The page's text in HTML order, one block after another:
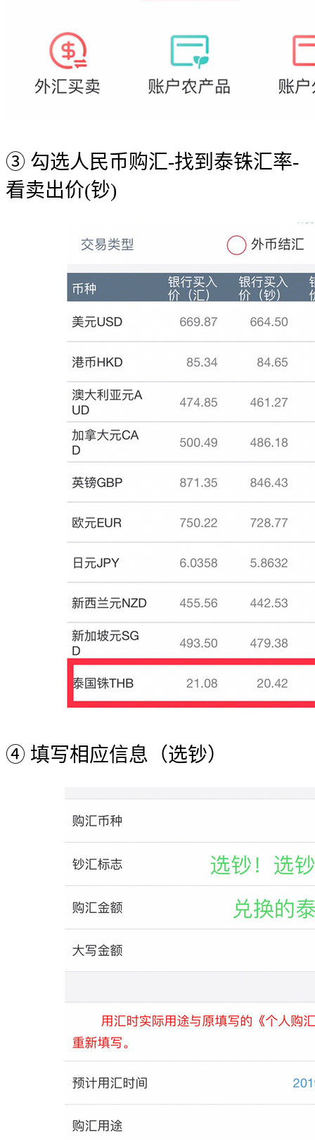
③ 勾选人民币购汇-找到泰铢汇率-
看卖出价(钞)
④ 填写相应信息（选钞）